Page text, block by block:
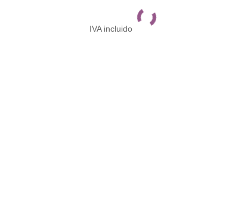
IVA incluido